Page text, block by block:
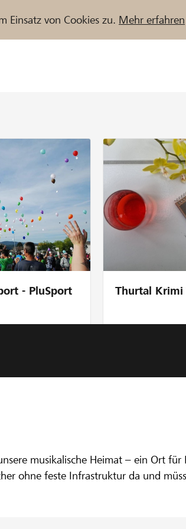
Einsatz von Cookies zu. Mehr erfahren
- PluSport
Thurtal Krimi
musikalische Heimat – ein Ort für
ohne feste Infrastruktur da und